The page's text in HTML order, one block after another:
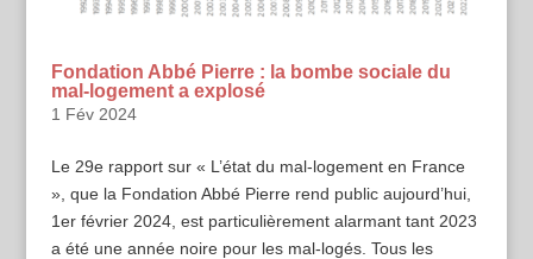
Fondation Abbé Pierre : la bombe sociale du
mal-logement a explosé
1 Fév 2024
Le 29e rapport sur « L’état du mal-logement en France
», que la Fondation Abbé Pierre rend public aujourd’hui,
1er février 2024, est particulièrement alarmant tant 2023
a été une année noire pour les mal-logés. Tous les